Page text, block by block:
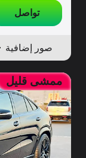
تواصل
صور إضافية
ممشى قليل